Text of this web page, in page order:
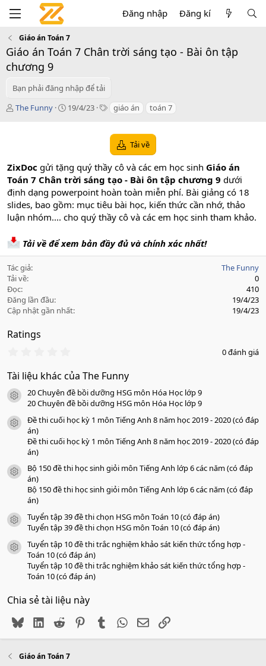
Đăng nhập Đăng kí
Giáo án Toán 7
Giáo án Toán 7 Chân trời sáng tạo - Bài ôn tập
chương 9
Bạn phải đăng nhập để tải
T
The Funny
C
o
n
d
a
t
19/4/23
T
s
giáo án toán 7
Tải về
ZixDoc gửi tặng quý thầy cô và các em học sinh Giáo án
Toán 7 Chân trời sáng tạo - Bài ôn tập chương 9 dưới
định dạng powerpoint hoàn toàn miễn phí. Bài giảng có 18
slides, bao gồm: mục tiêu bài học, kiến thức cần nhớ, thảo
luận nhóm.... cho quý thầy cô và các em học sinh tham khảo.
Tải về để xem bản đầy đủ và chính xác nhất!
Tác giả
The Funny
Tải về
0
Đọc
410
Đăng lần đầu
19/4/23
Cập nhật gần nhất
19/4/23
Ratings
0
0
s
a
o
0 đánh giá
Tài liệu khác của The Funny
icon tài liệu
20 Chuyên đề bồi dưỡng HSG môn Hóa Học lớp 9
20 Chuyên đề bồi dưỡng HSG môn Hóa Học lớp 9
icon tài liệu
Đề thi cuối học kỳ 1 môn Tiếng Anh 8 năm học 2019 - 2020 (có đáp
án)
Đề thi cuối học kỳ 1 môn Tiếng Anh 8 năm học 2019 - 2020 (có đáp
án)
icon tài liệu
Bộ 150 đề thi học sinh giỏi môn Tiếng Anh lớp 6 các năm (có đáp
án)
Bộ 150 đề thi học sinh giỏi môn Tiếng Anh lớp 6 các năm (có đáp
án)
icon tài liệu
Tuyển tập 39 đề thi chọn HSG môn Toán 10 (có đáp án)
Tuyển tập 39 đề thi chọn HSG môn Toán 10 (có đáp án)
icon tài liệu
Tuyển tập 10 đề thi trắc nghiệm khảo sát kiến thức tổng hợp -
Toán 10 (có đáp án)
Tuyển tập 10 đề thi trắc nghiệm khảo sát kiến thức tổng hợp -
Toán 10 (có đáp án)
Chia sẻ tài liệu này
BlueskyLinkedIn
Reddit PinterestTumblr WhatsApp
EmailLink
Giáo án Toán 7